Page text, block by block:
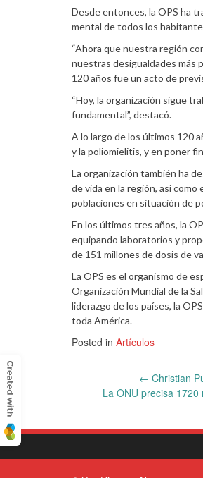
Desde entonces, la OPS ha
mental de todos los
“Ahora que nuestra región
nuestras desigualdades más
120 años fue un acto de
“Hoy, la organización sigue
fundamental”, destacó.
A lo largo de los últimos 120
y la poliomielitis, y en poner
La organización también ha
de vida en la región, así
poblaciones en situación de
En los últimos tres años, la
equipando laboratorios y
de 151 millones de dosis de
La OPS es el organismo de
Organización Mundial de la
liderazgo de los países, la
toda América.
Posted in Artículos
Post
navigation
← Christian
La ONU precisa